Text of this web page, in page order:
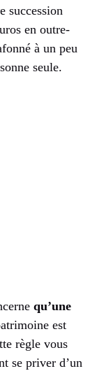
succession
en outre-
à un peu
seule.
qu’une
est
règle vous
se priver d’un